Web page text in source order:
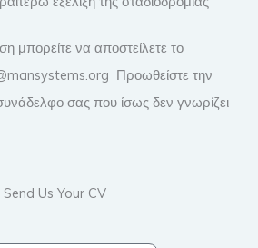
μπορείτε να αποστείλετε το
Προωθείστε την
σας που ίσως δεν γνωρίζει
Send Us Your CV